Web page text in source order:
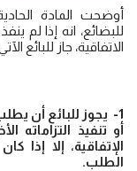
أوضحت المادة
للبضائع، انه إذا لم
الاتفاقية، جاز للبائع
1- يجوز للبائع أن
أو تنفيذ التزاماته
الإتفاقية، إلا
الطلب.